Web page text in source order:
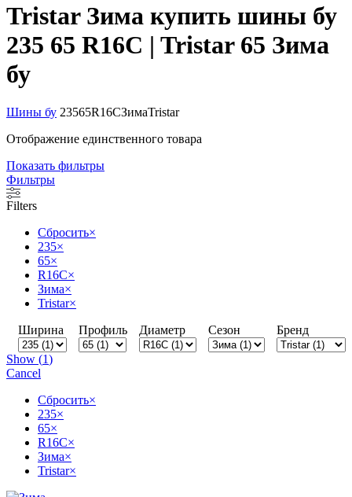
Tristar Зима купить шины бу
235 65 R16C | Tristar 65 Зима
бу
Шины бу 23565R16CЗимаTristar
Отображение единственного товара
Показать фильтры
Фильтры
Filters
Сбросить×
235×
65×
R16C×
Зима×
Tristar×
Ширина
Профиль Диаметр Сезон Бренд
Show (1)
Cancel
Сбросить×
235×
65×
R16C×
Зима×
Tristar×